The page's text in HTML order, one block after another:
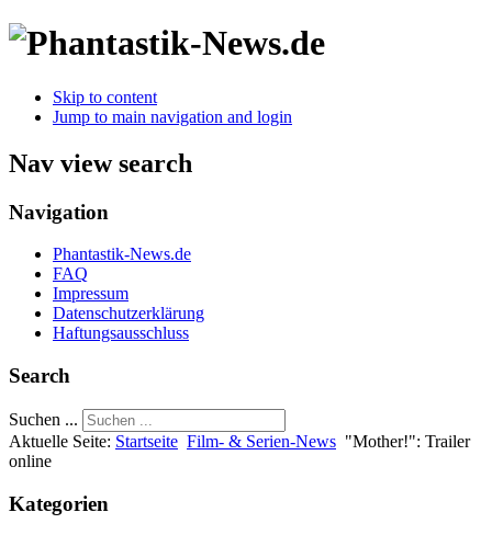
Skip to content
Jump to main navigation and login
Nav view search
Navigation
Phantastik-News.de
FAQ
Impressum
Datenschutzerklärung
Haftungsausschluss
Search
Suchen ...
Aktuelle Seite: Startseite Film- & Serien-News "Mother!": Trailer
online
Kategorien